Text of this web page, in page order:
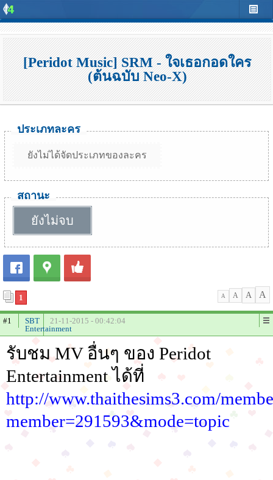
[Peridot Music] SRM - ใจเธอกอดใคร
(ต้นฉบับ Neo-X)
ประเภทละคร
ยังไม่ได้จัดประเภทของละคร
สถานะ
ยังไม่จบ
1 A A A A
#1
SBT
Entertainment
21-11-2015 - 00:42:04
รับชม MV อื่นๆ ของ Peridot
Entertainment ได้ที่
http://www.thaithesims3.com/
member=291593&mode=topic